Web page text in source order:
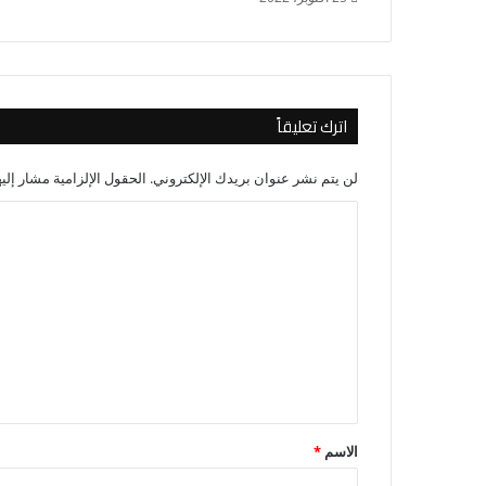
اترك تعليقاً
لن يتم نشر عنوان بريدك الإلكتروني. الحقول الإلزامية مشار
*
الاسم *